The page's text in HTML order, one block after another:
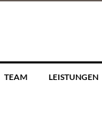
TEAM LEISTUNGEN